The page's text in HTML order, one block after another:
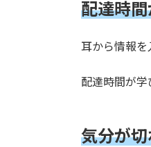
配達時
耳から情報を
配達時間が学
気分が